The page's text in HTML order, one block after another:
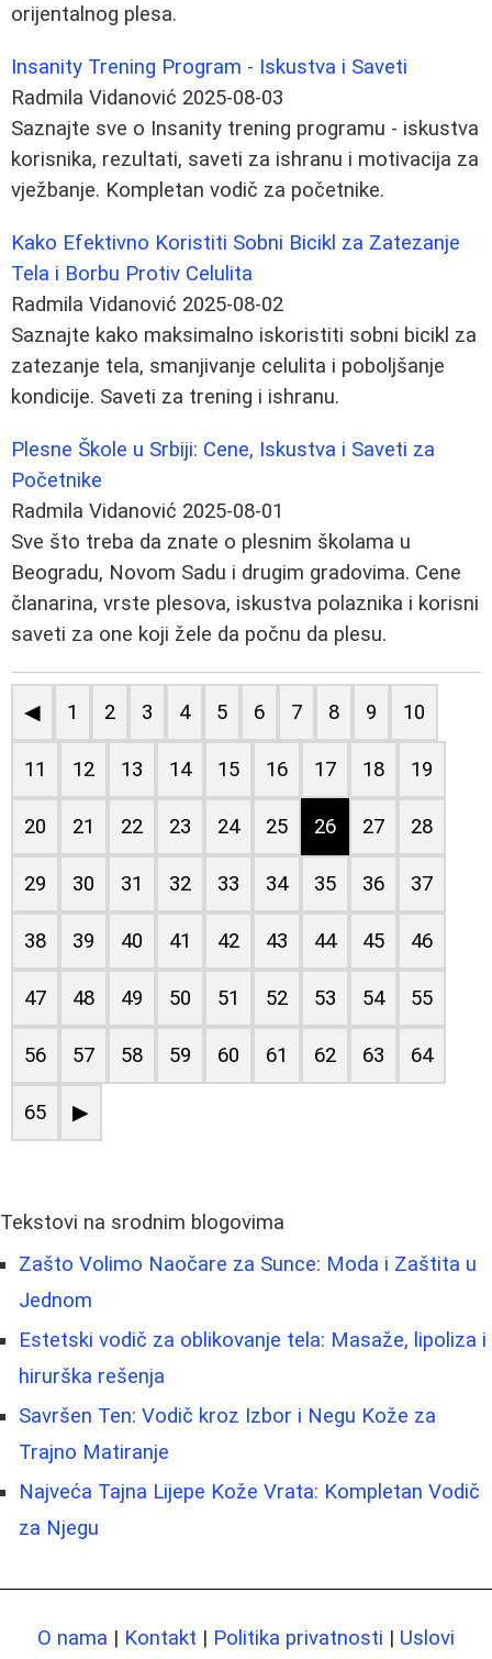
orijentalnog plesa.
Insanity Trening Program - Iskustva i Saveti
Radmila Vidanović 2025-08-03
Saznajte sve o Insanity trening programu - iskustva
korisnika, rezultati, saveti za ishranu i motivacija za
vježbanje. Kompletan vodič za početnike.
Kako Efektivno Koristiti Sobni Bicikl za Zatezanje
Tela i Borbu Protiv Celulita
Radmila Vidanović 2025-08-02
Saznajte kako maksimalno iskoristiti sobni bicikl za
zatezanje tela, smanjivanje celulita i poboljšanje
kondicije. Saveti za trening i ishranu.
Plesne Škole u Srbiji: Cene, Iskustva i Saveti za
Početnike
Radmila Vidanović 2025-08-01
Sve što treba da znate o plesnim školama u
Beogradu, Novom Sadu i drugim gradovima. Cene
članarina, vrste plesova, iskustva polaznika i korisni
saveti za one koji žele da počnu da plesu.
◀ 1 2 3 4 5 6 7 8 9 10
11 12 13 14 15 16 17 18 19
20 21 22 23 24 25 26 27 28
29 30 31 32 33 34 35 36 37
38 39 40 41 42 43 44 45 46
47 48 49 50 51 52 53 54 55
56 57 58 59 60 61 62 63 64
65 ▶
Tekstovi na srodnim blogovima
Zašto Volimo Naočare za Sunce: Moda i Zaštita u
Jednom
Estetski vodič za oblikovanje tela: Masaže, lipoliza i
hirurška rešenja
Savršen Ten: Vodič kroz Izbor i Negu Kože za
Trajno Matiranje
Najveća Tajna Lijepe Kože Vrata: Kompletan Vodič
za Njegu
O nama | Kontakt | Politika privatnosti | Uslovi